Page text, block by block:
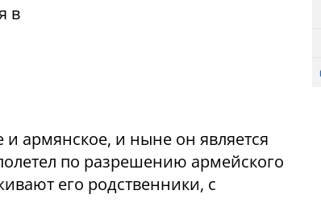
в
армянское, и ныне он является
по разрешению армейского
его родственники, с